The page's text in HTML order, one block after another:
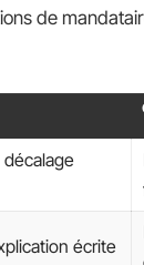
de
décalage
écrite